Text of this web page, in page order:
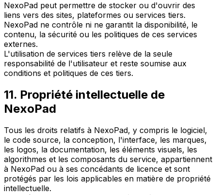
NexoPad peut permettre de stocker ou d'ouvrir des
liens vers des sites, plateformes ou services tiers.
NexoPad ne contrôle ni ne garantit la disponibilité, le
contenu, la sécurité ou les politiques de ces services
externes.
L'utilisation de services tiers relève de la seule
responsabilité de l'utilisateur et reste soumise aux
conditions et politiques de ces tiers.
11. Propriété intellectuelle de
NexoPad
Tous les droits relatifs à NexoPad, y compris le logiciel,
le code source, la conception, l'interface, les marques,
les logos, la documentation, les éléments visuels, les
algorithmes et les composants du service, appartiennent
à NexoPad ou à ses concédants de licence et sont
protégés par les lois applicables en matière de propriété
intellectuelle.